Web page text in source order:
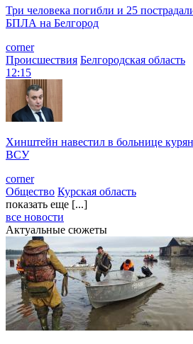
Три человека погибли и 25
БПЛА на Белгород
corner
Происшествия Белгородская область
12:15
Хинштейн навестил в больнице
ВСУ
corner
Общество Курская область
показать еще [...]
все новости
Актуальные сюжеты